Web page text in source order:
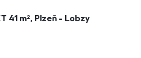
41 m², Plzeň - Lobzy